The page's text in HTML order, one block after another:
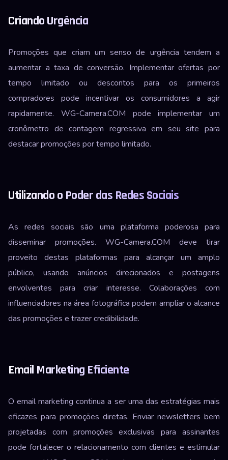
Criando Urgência
Promoções que criam um senso de urgência tendem a
aumentar a taxa de conversão. Implementar ofertas por
tempo limitado ou descontos para os primeiros
compradores pode incentivar os consumidores a agir
rapidamente. WG-Camera.COM pode implementar um
cronômetro de contagem regressiva em seu site para
destacar promoções por tempo limitado.
Utilizando o Poder das Redes Sociais
As redes sociais são uma plataforma poderosa para
disseminar promoções. WG-Camera.COM deve tirar
proveito destas plataformas para alcançar um amplo
público, usando anúncios direcionados e postagens
envolventes para criar interesse. Colaborações com
influenciadores na área fotográfica podem ampliar o alcance
das promoções e trazer credibilidade.
Email Marketing Eficiente
O email marketing continua a ser uma das estratégias mais
eficazes para promoções diretas. Enviar newsletters bem
projetadas com promoções exclusivas para assinantes
pode fortalecer o relacionamento com clientes e estimular